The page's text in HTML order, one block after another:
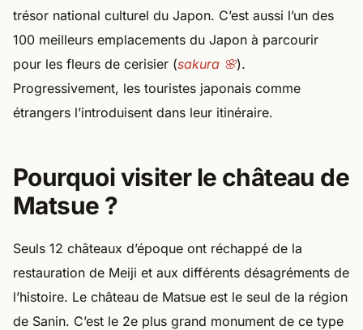
trésor national culturel du Japon. C’est aussi l’un des
100 meilleurs emplacements du Japon à parcourir
pour les fleurs de cerisier (sakura 🌸).
Progressivement, les touristes japonais comme
étrangers l’introduisent dans leur itinéraire.
Pourquoi visiter le château de
Matsue ?
Seuls 12 châteaux d’époque ont réchappé de la
restauration de Meiji et aux différents désagréments de
l’histoire. Le château de Matsue est le seul de la région
de Sanin. C’est le 2e plus grand monument de ce type